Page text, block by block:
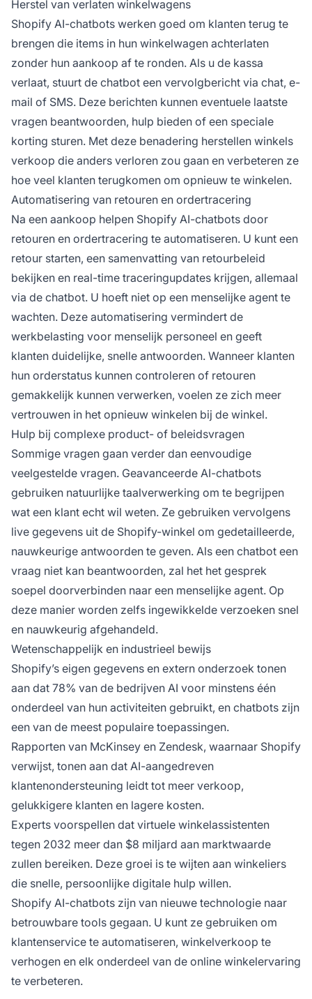
Herstel van verlaten winkelwagens
Shopify AI-chatbots werken goed om klanten terug te
brengen die items in hun winkelwagen achterlaten
zonder hun aankoop af te ronden. Als u de kassa
verlaat, stuurt de chatbot een vervolgbericht via chat, e-
mail of SMS. Deze berichten kunnen eventuele laatste
vragen beantwoorden, hulp bieden of een speciale
korting sturen. Met deze benadering herstellen winkels
verkoop die anders verloren zou gaan en verbeteren ze
hoe veel klanten terugkomen om opnieuw te winkelen.
Automatisering van retouren en ordertracering
Na een aankoop helpen Shopify AI-chatbots door
retouren en ordertracering te automatiseren. U kunt een
retour starten, een samenvatting van retourbeleid
bekijken en real-time traceringupdates krijgen, allemaal
via de chatbot. U hoeft niet op een menselijke agent te
wachten. Deze automatisering vermindert de
werkbelasting voor menselijk personeel en geeft
klanten duidelijke, snelle antwoorden. Wanneer klanten
hun orderstatus kunnen controleren of retouren
gemakkelijk kunnen verwerken, voelen ze zich meer
vertrouwen in het opnieuw winkelen bij de winkel.
Hulp bij complexe product- of beleidsvragen
Sommige vragen gaan verder dan eenvoudige
veelgestelde vragen. Geavanceerde AI-chatbots
gebruiken natuurlijke taalverwerking om te begrijpen
wat een klant echt wil weten. Ze gebruiken vervolgens
live gegevens uit de Shopify-winkel om gedetailleerde,
nauwkeurige antwoorden te geven. Als een chatbot een
vraag niet kan beantwoorden, zal het het gesprek
soepel doorverbinden naar een menselijke agent. Op
deze manier worden zelfs ingewikkelde verzoeken snel
en nauwkeurig afgehandeld.
Wetenschappelijk en industrieel bewijs
Shopify’s eigen gegevens en extern onderzoek tonen
aan dat 78% van de bedrijven AI voor minstens één
onderdeel van hun activiteiten gebruikt, en chatbots zijn
een van de meest populaire toepassingen.
Rapporten van McKinsey en Zendesk, waarnaar Shopify
verwijst, tonen aan dat AI-aangedreven
klantenondersteuning leidt tot meer verkoop,
gelukkigere klanten en lagere kosten.
Experts voorspellen dat virtuele winkelassistenten
tegen 2032 meer dan $8 miljard aan marktwaarde
zullen bereiken. Deze groei is te wijten aan winkeliers
die snelle, persoonlijke digitale hulp willen.
Shopify AI-chatbots zijn van nieuwe technologie naar
betrouwbare tools gegaan. U kunt ze gebruiken om
klantenservice te automatiseren, winkelverkoop te
verhogen en elk onderdeel van de online winkelervaring
te verbeteren.